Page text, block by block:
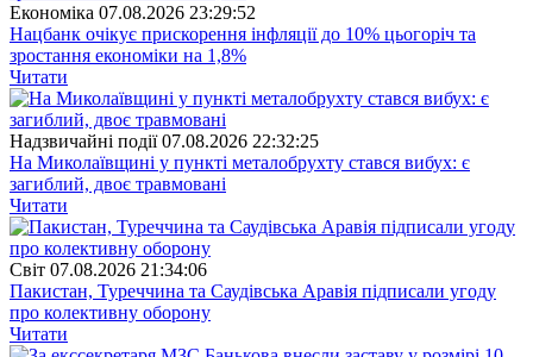
Економіка 07.08.2026 23:29:52
Нацбанк очікує прискорення інфляції до 10% цьогоріч та
зростання економіки на 1,8%
Читати
Надзвичайні події 07.08.2026 22:32:25
На Миколаївщині у пункті металобрухту стався вибух: є
загиблий, двоє травмовані
Читати
Свiт 07.08.2026 21:34:06
Пакистан, Туреччина та Саудівська Аравія підписали угоду
про колективну оборону
Читати